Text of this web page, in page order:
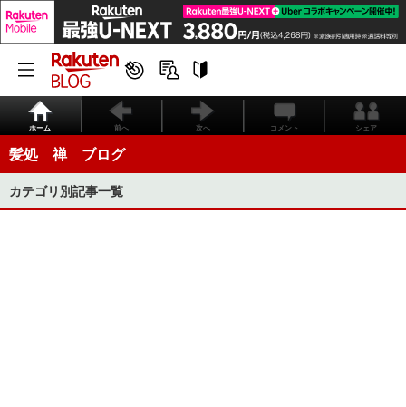
ホーム 前へ 次へ コメント シェア
髪処 禅 ブログ
カテゴリ別記事一覧